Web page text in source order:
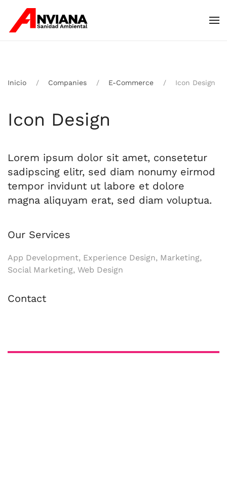
Skip to main content
Inicio Companies E-Commerce Icon Design
Icon Design
Lorem ipsum dolor sit amet, consetetur
sadipscing elitr, sed diam nonumy eirmod
tempor invidunt ut labore et dolore
magna aliquyam erat, sed diam voluptua.
Our Services
App Development, Experience Design, Marketing,
Social Marketing, Web Design
Contact